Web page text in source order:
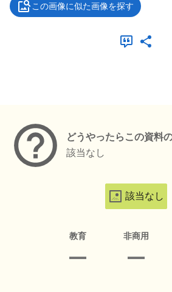
この画像に似た画像を探す
どうやったらこの資料
該当なし
該当なし
教育 非商用